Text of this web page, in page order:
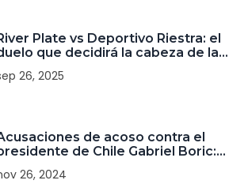
Plate vs Deportivo Riestra: el
que decidirá la cabeza de la
26, 2025
de acoso contra el
de Chile Gabriel Boric:
26, 2024